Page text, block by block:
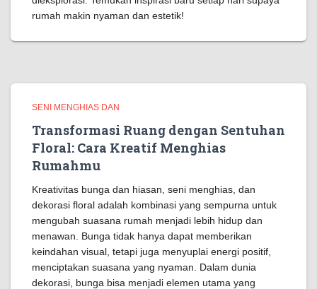
rumah makin nyaman dan estetik!
SENI MENGHIAS DAN
Transformasi Ruang dengan Sentuhan
Floral: Cara Kreatif Menghias
Rumahmu
Kreativitas bunga dan hiasan, seni menghias, dan
dekorasi floral adalah kombinasi yang sempurna untuk
mengubah suasana rumah menjadi lebih hidup dan
menawan. Bunga tidak hanya dapat memberikan
keindahan visual, tetapi juga menyuplai energi positif,
menciptakan suasana yang nyaman. Dalam dunia
dekorasi, bunga bisa menjadi elemen utama yang